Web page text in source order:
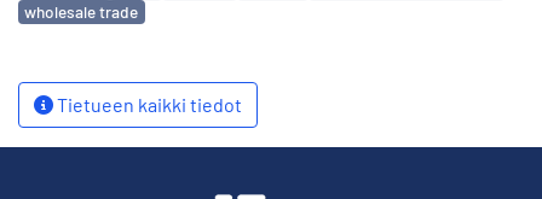
wholesale trade
Tietueen kaikki tiedot